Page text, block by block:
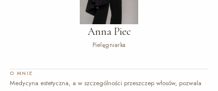
Anna Piec
Pielęgniarka
O MNIE
Medycyna estetyczna, a w szczególności przeszczep włosów, pozwala